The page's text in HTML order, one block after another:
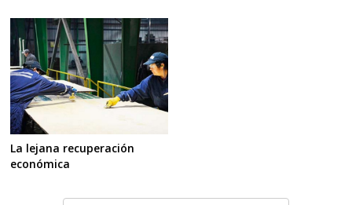
La lejana recuperación
económica